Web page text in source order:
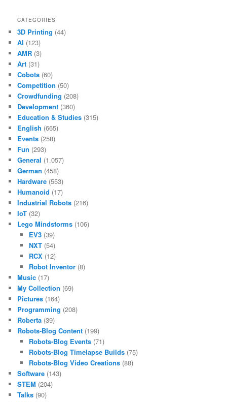
CATEGORIES
3D Printing (44)
AI (123)
AMR (3)
Art (31)
Cobots (60)
Competition (50)
Crowdfunding (208)
Development (360)
Education & Studies (315)
English (665)
Events (258)
Fun (293)
General (1.057)
German (458)
Hardware (553)
Humanoid (17)
Industrial Robots (216)
IoT (32)
Lego Mindstorms (106)
EV3(39)
NXT(54)
RCX(12)
Robot Inventor(8)
Music (17)
My Collection (69)
Pictures (164)
Programming (208)
Roberta (39)
Robots-Blog Content (199)
Robots-Blog Events(71)
Robots-Blog Timelapse Builds(75)
Robots-Blog Video Creations(88)
Software (143)
STEM (204)
Talks (90)